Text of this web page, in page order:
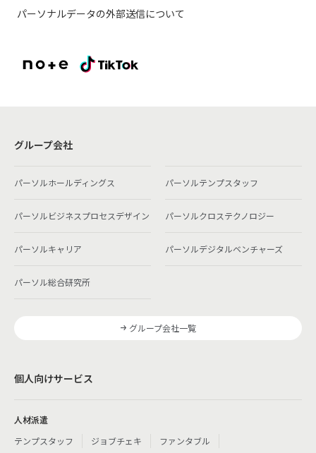
パーソナルデータの外部送信について
グループ会社
パーソルホールディングス パーソルテンプスタッフ
パーソルビジネスプロセスデザイン パーソルクロステクノロジー
パーソルキャリア パーソルデジタルベンチャーズ
パーソル総合研究所
グループ会社一覧
個人向けサービス
人材派遣
テンプスタッフ
ジョブチェキ
ファンタブル